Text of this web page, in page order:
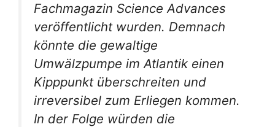
Fachmagazin Science Advances
veröffentlicht wurden. Demnach
könnte die gewaltige
Umwälzpumpe im Atlantik einen
Kipppunkt überschreiten und
irreversibel zum Erliegen kommen.
In der Folge würden die